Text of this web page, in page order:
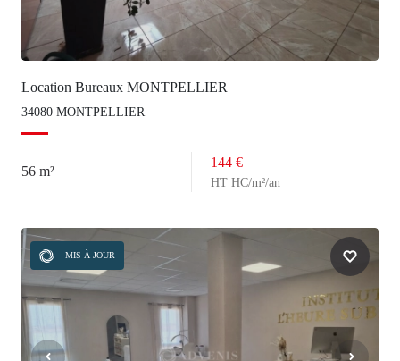
Location Bureaux MONTPELLIER
34080 MONTPELLIER
56 m²
144 €
HT HC/m²/an
MIS À JOUR